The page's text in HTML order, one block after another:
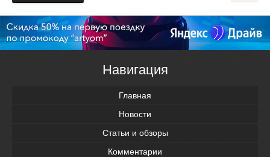
Навигация
Главная
Новости
Статьи и обзоры
Комментарии